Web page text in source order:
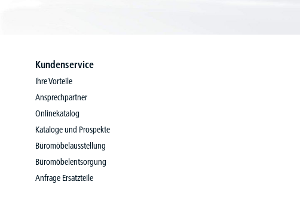
Kundenservice
Ihre Vorteile
Ansprechpartner
Onlinekatalog
Kataloge und Prospekte
Büromöbelausstellung
Büromöbelentsorgung
Anfrage Ersatzteile